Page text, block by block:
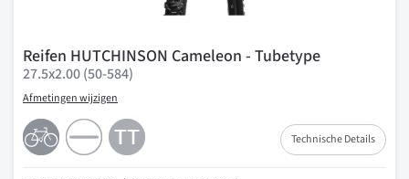
Reifen HUTCHINSON Cameleon - Tubetype
27.5x2.00 (50-584)
Afmetingen wijzigen
Technische Details